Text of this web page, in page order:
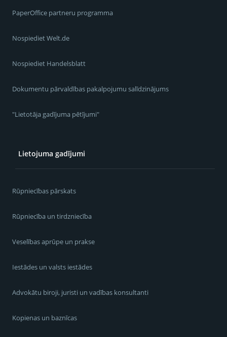
PaperOffice partneru programma
Nospiediet Welt.de
Nospiediet Handelsblatt
Dokumentu pārvaldības pakalpojumu salīdzinājums
"Lietotāja gadījuma pētījumi"
Lietojuma gadījumi
Rūpniecības pārskats
Rūpniecība un tirdzniecība
Veselības aprūpe un prakse
Iestādes un valsts iestādes
Advokātu biroji, juristi un vadības konsultanti
Kopienas un baznīcas